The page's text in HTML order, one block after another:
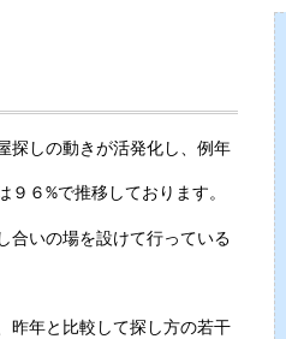
探しの動きが活発化し、例年
９６ %で推移しております。
合いの場を設けて行っている
昨年と比較して探し方の若干